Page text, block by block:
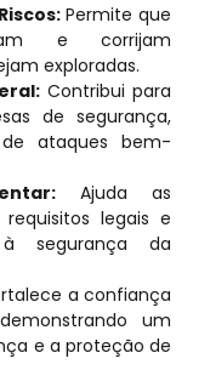
Permite que
e corrijam
exploradas.
Contribui para
de segurança,
de ataques bem-
Ajuda as
legais e
à segurança da
a confiança
um
e a proteção de